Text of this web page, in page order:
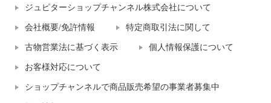
ジュピターショップチャンネル株式会社について
会社概要/免許情報 特定商取引法に関して
古物営業法に基づく表示 個人情報保護について
お客様対応について
ショップチャンネルで商品販売希望の事業者募集中